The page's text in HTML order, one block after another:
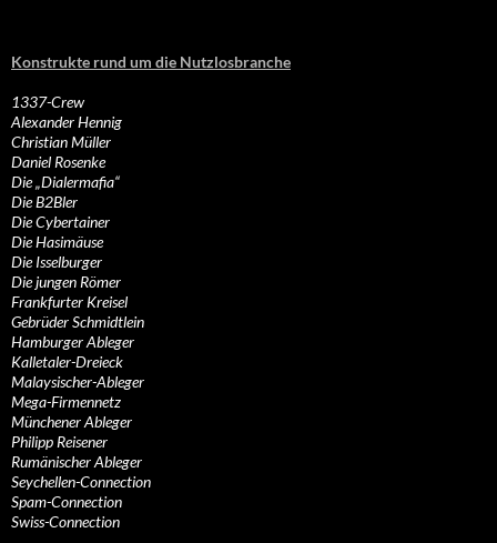
Konstrukte rund um die Nutzlosbranche
1337-Crew
Alexander Hennig
Christian Müller
Daniel Rosenke
Die „Dialermafia“
Die B2Bler
Die Cybertainer
Die Hasimäuse
Die Isselburger
Die jungen Römer
Frankfurter Kreisel
Gebrüder Schmidtlein
Hamburger Ableger
Kalletaler-Dreieck
Malaysischer-Ableger
Mega-Firmennetz
Münchener Ableger
Philipp Reisener
Rumänischer Ableger
Seychellen-Connection
Spam-Connection
Swiss-Connection